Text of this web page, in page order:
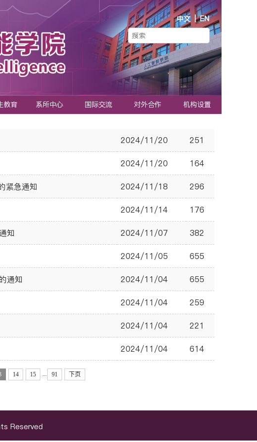
中文 | EN
教育 系所中心 国际交流 对外合作 机构设置
2024/11/20 251
2024/11/20 164
紧急通知 2024/11/18 296
2024/11/14 176
知 2024/11/07 382
2024/11/05 655
通知 2024/11/04 655
2024/11/04 259
2024/11/04 221
2024/11/04 614
14 15 91 下页
Reserved